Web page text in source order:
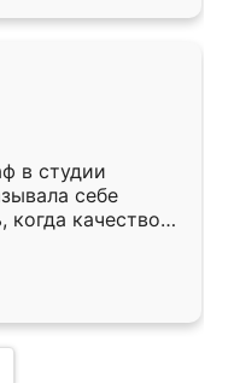
в студии
себе
когда качеством
уже почти